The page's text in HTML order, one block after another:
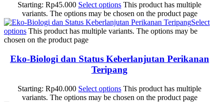
Starting: Rp45.000 Select options This product has multiple
variants. The options may be chosen on the product page
Select
options This product has multiple variants. The options may be
chosen on the product page
Eko-Biologi dan Status Keberlanjutan Perikanan
Teripang
Starting: Rp40.000 Select options This product has multiple
variants. The options may be chosen on the product page